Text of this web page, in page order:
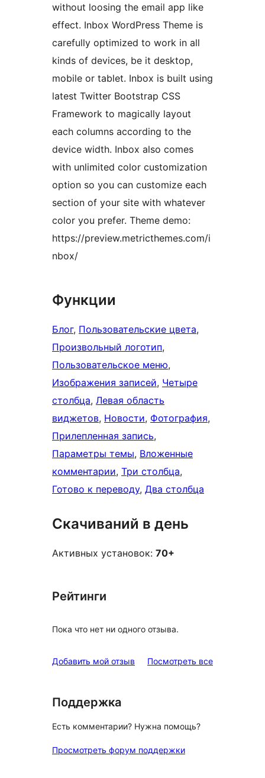
without loosing the email app like
effect. Inbox WordPress Theme is
carefully optimized to work in all
kinds of devices, be it desktop,
mobile or tablet. Inbox is built using
latest Twitter Bootstrap CSS
Framework to magically layout
each columns according to the
device width. Inbox also comes
with unlimited color customization
option so you can customize each
section of your site with whatever
color you prefer. Theme demo:
https://preview.metricthemes.com/i
nbox/
Функции
Блог, Пользовательские цвета
Произвольный логотип
Пользовательское меню
Изображения записей, Четыре
столбца, Левая область
виджетов, Новости, Фотография
Прилепленная запись
Параметры темы, Вложенные
комментарии, Три столбца
Готово к переводу, Два столбца
Скачиваний в день
Активных установок: 70+
Рейтинги
Пока что нет ни одного отзыва.
Добавить мой отзыв Посмотреть всеотзывы
Поддержка
Есть комментарии? Нужна помощь?
Просмотреть форум поддержки